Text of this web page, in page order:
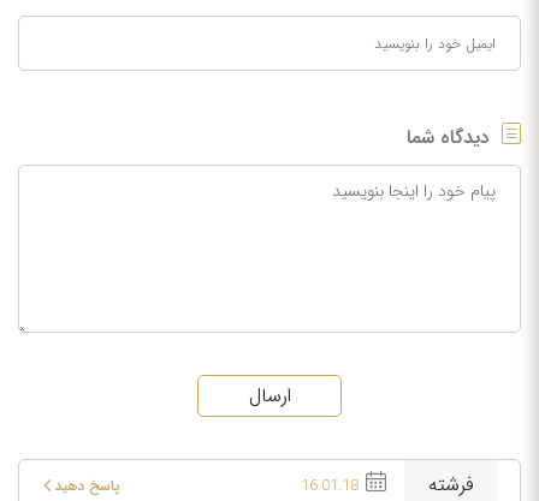
دیدگاه شما
ارسال
فرشته 16.01.18 پاسخ دهید